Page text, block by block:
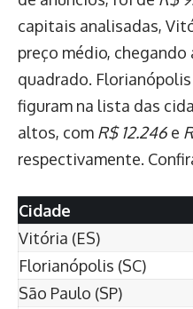
capitais analisadas,
preço médio, chegando
quadrado.
figuram na lista das
altos, com R$ 12.246 e
respectivamente.
Cidade
Vitória (ES)
Florianópolis (SC)
São Paulo (SP)